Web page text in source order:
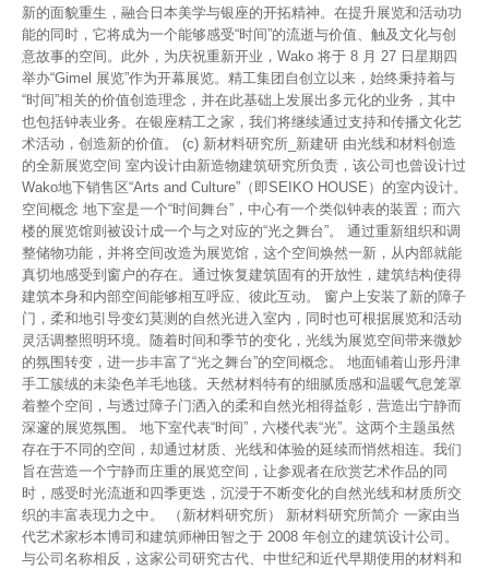
新的面貌重生，融合日本美学与银座的开拓精神。在提升展览和活动功
能的同时，它将成为一个能够感受“时间”的流逝与价值、触及文化与创
意故事的空间。此外，为庆祝重新开业，Wako 将于 8 月 27 日星期四
举办“Gimel 展览”作为开幕展览。精工集团自创立以来，始终秉持着与
“时间”相关的价值创造理念，并在此基础上发展出多元化的业务，其中
也包括钟表业务。在银座精工之家，我们将继续通过支持和传播文化艺
术活动，创造新的价值。 (c) 新材料研究所_新建研 由光线和材料创造
的全新展览空间 室内设计由新造物建筑研究所负责，该公司也曾设计过
Wako地下销售区“Arts and Culture”（即SEIKO HOUSE）的室内设计。
空间概念 地下室是一个“时间舞台”，中心有一个类似钟表的装置；而六
楼的展览馆则被设计成一个与之对应的“光之舞台”。 通过重新组织和调
整储物功能，并将空间改造为展览馆，这个空间焕然一新，从内部就能
真切地感受到窗户的存在。通过恢复建筑固有的开放性，建筑结构使得
建筑本身和内部空间能够相互呼应、彼此互动。 窗户上安装了新的障子
门，柔和地引导变幻莫测的自然光进入室内，同时也可根据展览和活动
灵活调整照明环境。随着时间和季节的变化，光线为展览空间带来微妙
的氛围转变，进一步丰富了“光之舞台”的空间概念。 地面铺着山形丹津
手工簇绒的未染色羊毛地毯。天然材料特有的细腻质感和温暖气息笼罩
着整个空间，与透过障子门洒入的柔和自然光相得益彰，营造出宁静而
深邃的展览氛围。 地下室代表“时间”，六楼代表“光”。这两个主题虽然
存在于不同的空间，却通过材质、光线和体验的延续而悄然相连。我们
旨在营造一个宁静而庄重的展览空间，让参观者在欣赏艺术作品的同
时，感受时光流逝和四季更迭，沉浸于不断变化的自然光线和材质所交
织的丰富表现力之中。 （新材料研究所） 新材料研究所简介 一家由当
代艺术家杉本博司和建筑师榊田智之于 2008 年创立的建筑设计公司。
与公司名称相反，这家公司研究古代、中世纪和近代早期使用的材料和